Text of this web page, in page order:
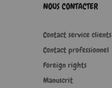
NOUS CONTACTER
Contact service clients
Contact professionnel
Foreign rights
Manuscrit